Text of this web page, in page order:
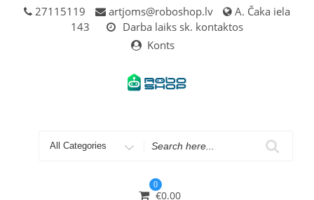
27115119 artjoms@roboshop.lv
A. Čaka iela
143
Darba laiks sk. kontaktos
Konts
Search
0
€0.00